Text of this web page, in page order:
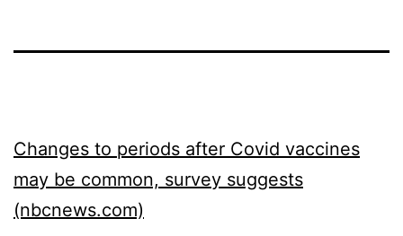
Changes to periods after Covid vaccines
may be common, survey suggests
(nbcnews.com)